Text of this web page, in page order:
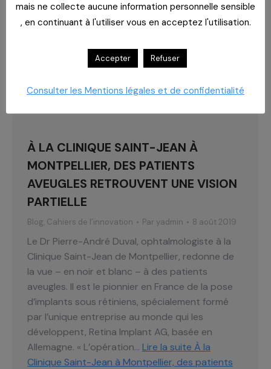
À LA CLINIQUE SAINT-JEAN À
MONTPELLIER, DES PATIENTS
AVEUGLES RETROUVENT UNE VISION
PARTIELLE
Blog, Cahiers de l’innovation Par yadmin 8 août 2019
Le Dr Pierre-André Duval, ophtalmologiste à la
Clinique Saint-Jean de Montpellier, redonne de
la vue – en noir et blanc – à des patients
aveugles. Il est le pionnier en France de la pose
d’implants sous rétiniens, spécialement formé
par l’unique entreprise au monde qui les
développent, Retina Implant AG, basée en
Allemagne. « L’opération… Lire la suite À la
Clinique Saint-Jean à Montpellier, des patients
mais ne collecte aucune information personnelle sensible
, en continuant à l'utiliser vous en acceptez l'utilisation.
Accepter Refuser
Consulter les Mentions légales et de confidentialité